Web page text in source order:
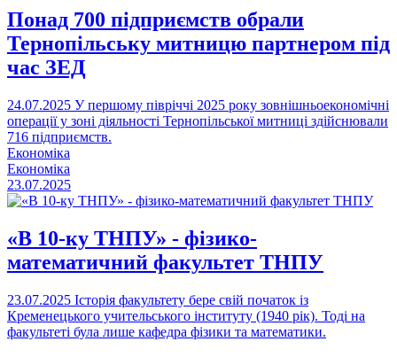
Понад 700 підприємств обрали
Тернопільську митницю партнером під
час ЗЕД
24.07.2025 У першому півріччі 2025 року зовнішньоекономічні
операції у зоні діяльності Тернопільської митниці здійснювали
716 підприємств.
Економіка
Економіка
23.07.2025
«В 10-ку ТНПУ» - фізико-
математичний факультет ТНПУ
23.07.2025 Історія факультету бере свій початок із
Кременецького учительського інституту (1940 рік). Тоді на
факультеті була лише кафедра фізики та математики.